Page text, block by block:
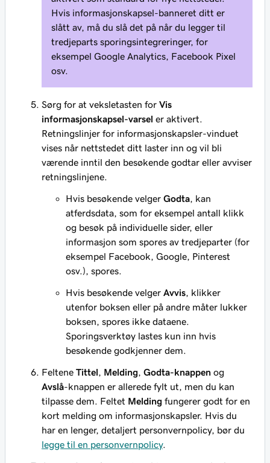
Hvis informasjonskapsel-banneret ditt er
slått av, må du slå det på når du legger til
tredjeparts sporingsintegreringer, for
eksempel Google Analytics, Facebook Pixel
osv.
Sørg for at veksletasten for Vis
informasjonskapsel-varsel er aktivert.
Retningslinjer for informasjonskapsler-vinduet
vises når nettstedet ditt laster inn og vil bli
værende inntil den besøkende godtar eller avviser
retningslinjene.
Hvis besøkende velger Godta, kan
atferdsdata, som for eksempel antall klikk
og besøk på individuelle sider, eller
informasjon som spores av tredjeparter (for
eksempel Facebook, Google, Pinterest
osv.), spores.
Hvis besøkende velger Avvis, klikker
utenfor boksen eller på andre måter lukker
boksen, spores ikke dataene.
Sporingsverktøy lastes kun inn hvis
besøkende godkjenner dem.
Feltene Tittel, Melding, Godta-knappen og
Avslå-knappen er allerede fylt ut, men du kan
tilpasse dem. Feltet Melding fungerer godt for en
kort melding om informasjonskapsler. Hvis du
har en lenger, detaljert personvernpolicy, bør du
legge til en personvernpolicy.